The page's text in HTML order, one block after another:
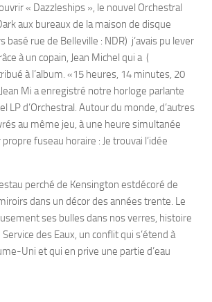
« Dazzleships », le nouvel Orchestral
aux bureaux de la maison de disque
basé rue de Belleville : NDR) j’avais pu lever
à un copain, Jean Michel qui a (
à l’album. «15 heures, 14 minutes, 20
Mi a enregistré notre horloge parlante
LP d’Orchestral. Autour du monde, d’autres
au même jeu, à une heure simultanée
fuseau horaire : Je trouvai l’idée
perché de Kensington estdécoré de
dans un décor des années trente. Le
ses bulles dans nos verres, histoire
Service des Eaux, un conflit qui s’étend à
Uni et qui en prive une partie d’eau